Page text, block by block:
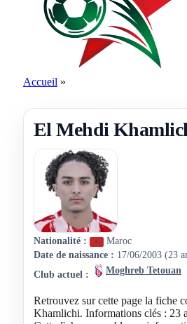
Accueil »
El Mehdi
Nationalité :
Maroc
Date de naissance : 17/06/2003 (23
Club actuel :
Moghreb Tetouan
Retrouvez sur cette page la fiche
Khamlichi. Informations clés : 23